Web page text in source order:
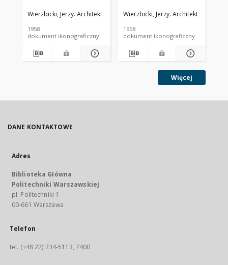
34, II nagroda]. [Zdj. 12],
[Makieta]
Wierzbicki, Jerzy. Architekt
1958
dokument ikonograficzny
34, II nagroda]. [Zdj. 3],
[Rzut podziemia i chóru
Wierzbicki, Jerzy. Architekt
1958
dokument ikonograficzny
Więcej
DANE KONTAKTOWE
Adres
Biblioteka Główna
Politechniki Warszawskiej
pl. Politechniki 1
00-661 Warszawa
Telefon
tel. (+48 22) 234-5113, 7400